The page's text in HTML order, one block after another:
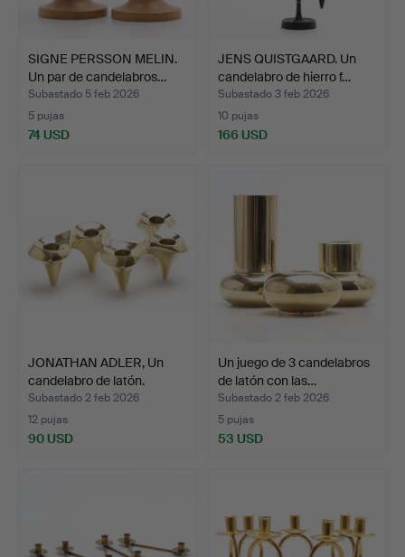
SIGNE PERSSON MELIN.
Un par de candelabros…
Subastado 5 feb 2026
5 pujas
74 USD
JENS QUISTGAARD. Un
candelabro de hierro f…
Subastado 3 feb 2026
10 pujas
166 USD
JONATHAN ADLER, Un
candelabro de latón.
Subastado 2 feb 2026
12 pujas
90 USD
Un juego de 3 candelabros
de latón con las…
Subastado 2 feb 2026
5 pujas
53 USD